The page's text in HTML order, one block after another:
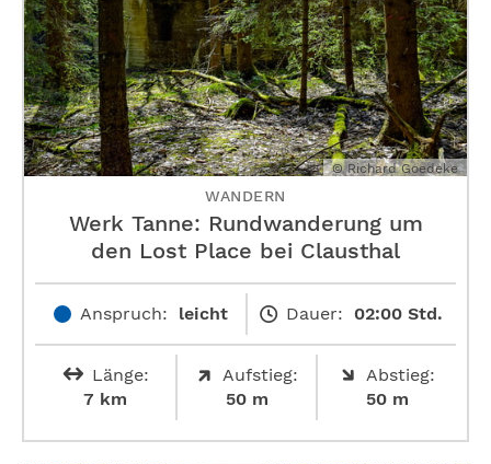
© Richard Goedeke
WANDERN
Werk Tanne: Rundwanderung um
den Lost Place bei Clausthal
Anspruch: leicht Dauer: 02:00 Std.
Länge:
7 km
Aufstieg:
50 m
Abstieg:
50 m